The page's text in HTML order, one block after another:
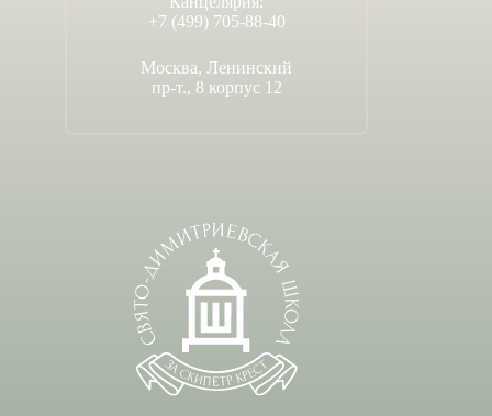
+7 (499) 705-88-40
Москва, Ленинский
пр-т., 8 корпус 12